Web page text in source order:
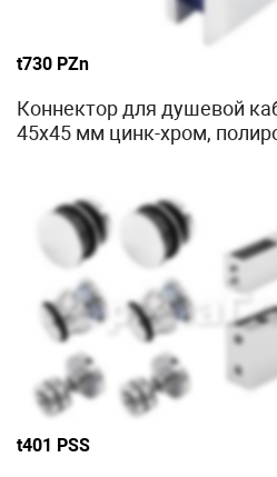
t730 PZn
Коннектор для душевой
45х45 мм цинк-хром,
t401 PSS